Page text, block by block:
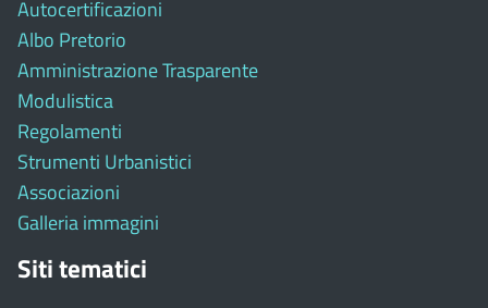
Autocertificazioni
Albo Pretorio
Amministrazione Trasparente
Modulistica
Regolamenti
Strumenti Urbanistici
Associazioni
Galleria immagini
Siti tematici